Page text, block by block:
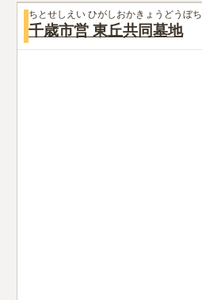
ちとせしえい ひがしおかきょうどうぼち
千歳市営 東丘共同墓地